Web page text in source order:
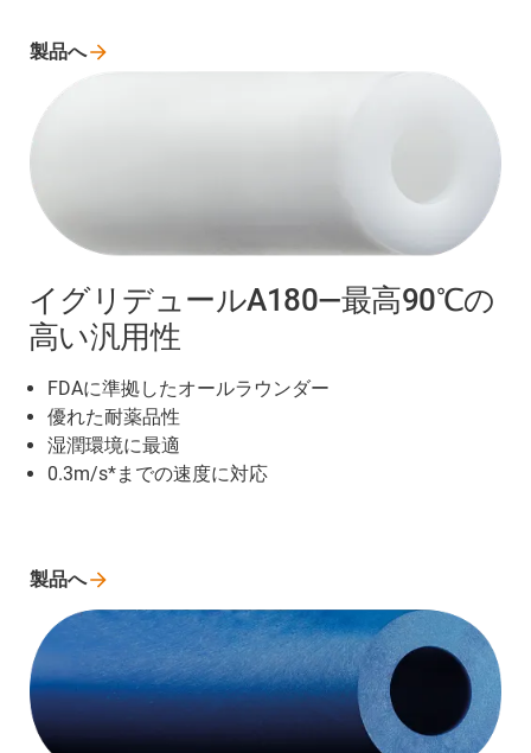
イグリデュールA180―最高90℃の
高い汎用性
FDAに準拠したオールラウンダー
優れた耐薬品性
湿潤環境に最適
0.3m/s*までの速度に対応
製品へ
製品へ